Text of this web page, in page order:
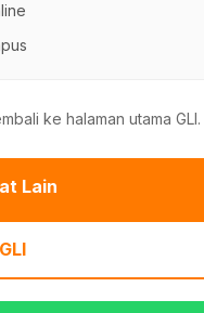
ke halaman utama GLI.
Lain